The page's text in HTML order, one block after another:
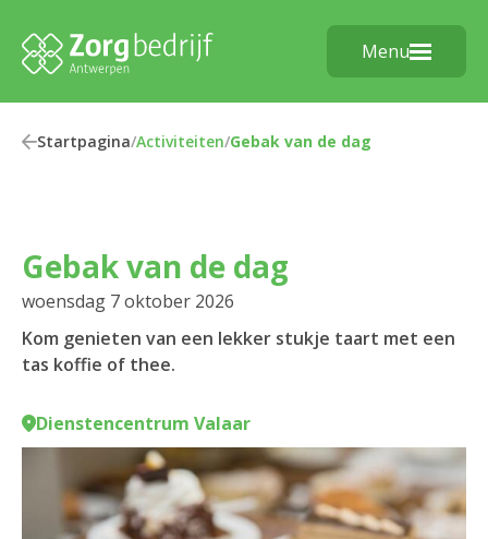
Menu
Startpagina/Activiteiten/Gebak van de dag
Gebak van de dag
woensdag 7 oktober 2026
Kom genieten van een lekker stukje taart met een
tas koffie of thee.
Dienstencentrum Valaar